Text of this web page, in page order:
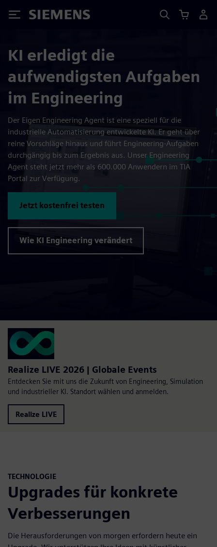
Siemens
KI erledigt die
aufwendigsten Aufgaben
im Engineering
Der Eigen Engineering Agent ist eine speziell für die
industrielle Automatisierung entwickelte KI. Er geht über
reine Vorschläge hinaus und führt Engineering-Aufgaben
durchgängig bis zum Ergebnis aus. Unser Engineering
Agent steht jetzt mehr als 600.000 Anwendern im TIA
Portal zur Verfügung.
Jetzt kostenfrei testen
Wie KI Engineering verändert
Realize LIVE 2026 | Globale Events
Entdecken Sie mit uns die Zukunft von Engineering, Simulation
und industrieller KI. Standort wählen und anmelden.
Realize LIVE
TECHNOLOGIE
Upgrades für konkrete
Verbesserungen
Die Herausforderungen von morgen erfordern heute ein